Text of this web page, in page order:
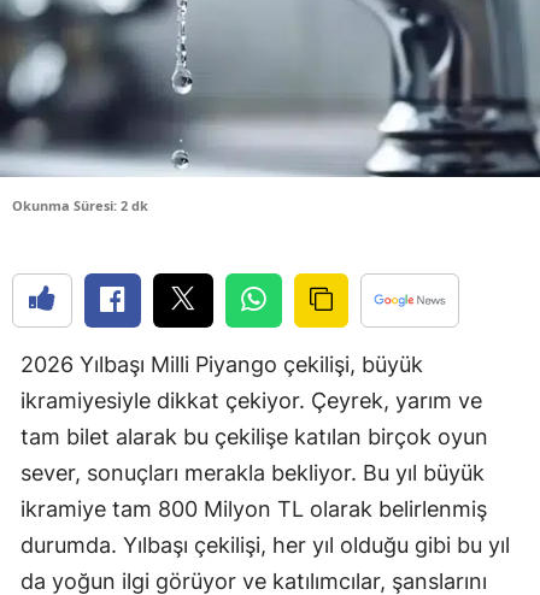
Bolu
Burdur
Bursa
Çanakkale
Çorum
Denizli
Edirne
Elazığ
Erzincan
Erzurum
Okunma Süresi: 2 dk
2026 Yılbaşı Milli Piyango çekilişi, büyük
ikramiyesiyle dikkat çekiyor. Çeyrek, yarım ve
tam bilet alarak bu çekilişe katılan birçok oyun
sever, sonuçları merakla bekliyor. Bu yıl büyük
ikramiye tam 800 Milyon TL olarak belirlenmiş
durumda. Yılbaşı çekilişi, her yıl olduğu gibi bu yıl
da yoğun ilgi görüyor ve katılımcılar, şanslarını